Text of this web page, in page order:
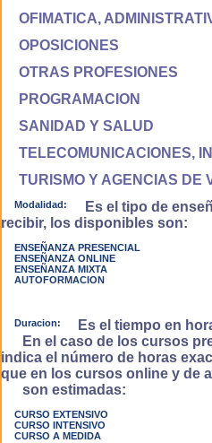
OFIMATICA,
OPOSICIONES
OTRAS PROFESIONES
PROGRAMACION
SANIDAD Y SALUD
TELECOMUNICACIONES,
TURISMO Y AGENCIAS DE
Modalidad:
Es el tipo de
recibir, los disponibles son:
ENSEÑANZA PRESENCIAL
ENSEÑANZA ONLINE
ENSEÑANZA MIXTA
AUTOFORMACION
Duracion:
Es el tiempo en
En el caso de los cursos
indica el número de horas
que en los cursos online y de
son estimadas:
CURSO EXTENSIVO
CURSO INTENSIVO
CURSO A MEDIDA